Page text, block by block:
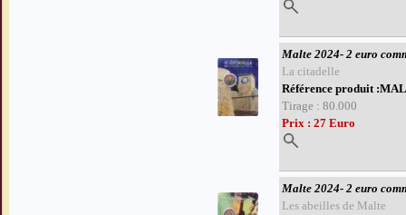
Malte 2024- 2 euro
La citadelle
Référence produit
Tirage : 80.000
Prix : 27 Euro
Malte 2024- 2 euro
Les abeilles de Malte